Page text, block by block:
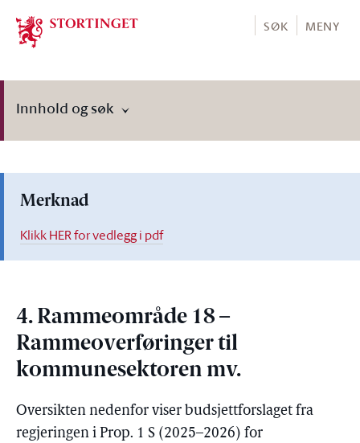
Stortinget.no
SØK MENY
Innhold og søk
Merknad
Klikk HER for vedlegg i pdf
4. Rammeområde 18 –
Rammeoverføringer til
kommunesektoren mv.
Oversikten nedenfor viser budsjettforslaget fra
regjeringen i Prop. 1 S (2025–2026) for